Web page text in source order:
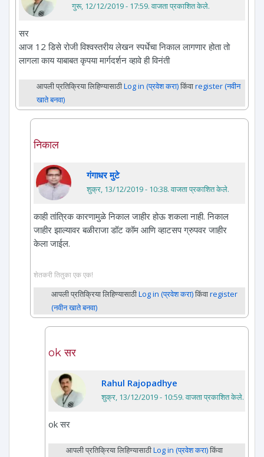
गुरू, 12/12/2019 - 17:59. वाजता प्रकाशित केले.
सर
आज 12 डिसे रोजी विश्वस्तरीय लेखन स्पर्धेचा निकाल लागणार होता तो
लागला काय याबाबत कृपया मार्गदर्शन व्हावे ही विनंती
आपली प्रतिक्रिया लिहिण्यासाठीLog in (प्रवेश करा)किंवाregister (नवीन
खाते बनवा)
निकाल
गंगाधर मुटे
शुक्र, 13/12/2019 - 10:38. वाजता प्रकाशित केले.
काही तांत्रिक कारणामुळे निकाल जाहीर होऊ शकला नाही. निकाल
जाहीर झाल्यावर बळीराजा डॉट कॉम आणि व्हाटसप ग्रुपवर जाहीर
केला जाईल.
शेतकरी तितुका एक एक!
आपली प्रतिक्रिया लिहिण्यासाठीLog in (प्रवेश करा)किंवाregister
(नवीन खाते बनवा)
ok सर
Rahul Rajopadhye
शुक्र, 13/12/2019 - 10:59. वाजता प्रकाशित केले.
ok सर
आपली प्रतिक्रिया लिहिण्यासाठीLog in (प्रवेश करा)किंवा